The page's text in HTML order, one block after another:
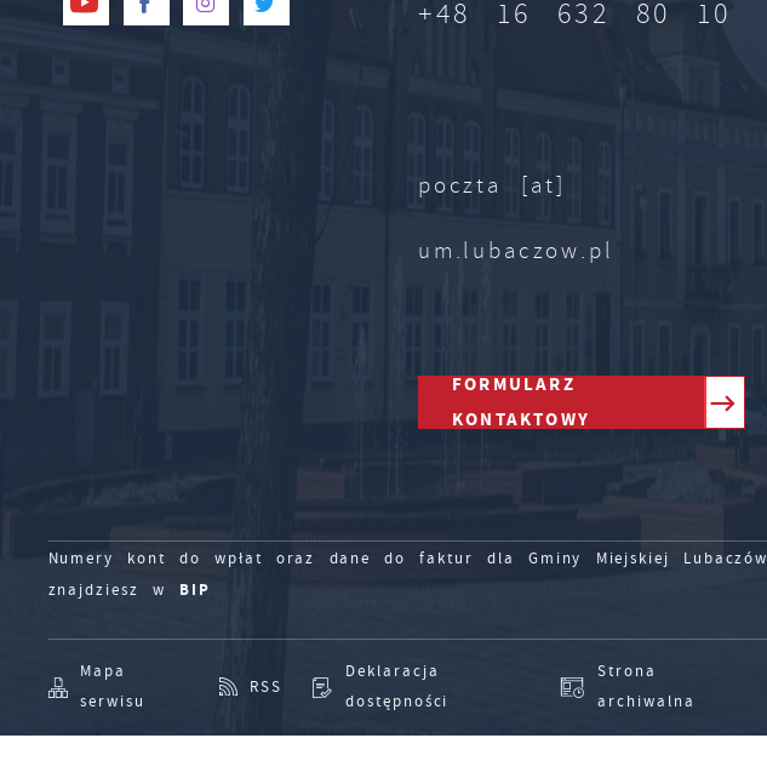
+48 16 632 80 10
poczta [at]
um.lubaczow.pl
FORMULARZ
KONTAKTOWY
Numery kont do wpłat oraz dane do faktur dla Gminy Miejskiej Lubaczów
znajdziesz w BIP
Mapa
serwisu
RSS
Deklaracja
dostępności
Strona
archiwalna